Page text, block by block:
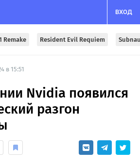
ВХОД
Remake Resident Evil Requiem
в 15:51
Nvidia появился
разгон